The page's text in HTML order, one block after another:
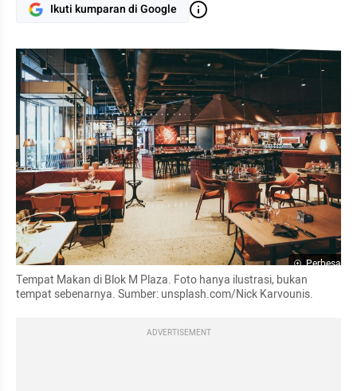
Ikuti kumparan di Google
Perbesar
Tempat Makan di Blok M Plaza. Foto hanya ilustrasi, bukan
tempat sebenarnya. Sumber: unsplash.com/Nick Karvounis.
ADVERTISEMENT